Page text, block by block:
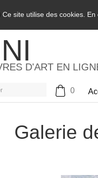
Ce site utilise des cookies.
D'ART EN
0
Galerie